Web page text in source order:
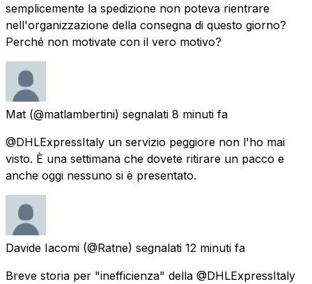
semplicemente la spedizione non poteva rientrare
nell'organizzazione della consegna di questo giorno?
Perché non motivate con il vero motivo?
Mat (@matlambertini) segnalati 8 minuti fa
@DHLExpressItaly un servizio peggiore non l'ho mai
visto. È una settimana che dovete ritirare un pacco e
anche oggi nessuno si è presentato.
Davide Iacomi (@Ratne) segnalati 12 minuti fa
Breve storia per "inefficienza" della @DHLExpressItaly